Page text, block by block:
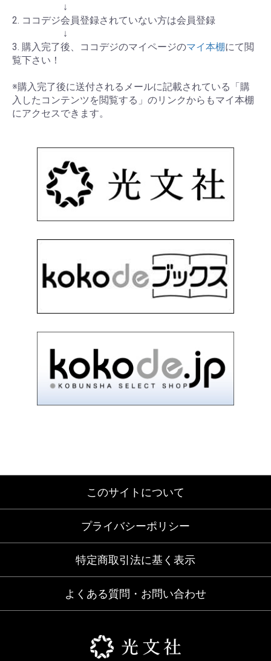
↓
2. ココデジ会員登録されていない方は会員登録
↓
3. 購入完了後、ココデジのマイページのマイ本棚にて閲
覧下さい！
※購入完了後に送付されるメールに記載されている「購
入したコンテンツを閲覧する」のリンクからもマイ本棚
にアクセスできます。
このサイトについて
プライバシーポリシー
特定商取引法に基く表示
よくある質問・お問い合わせ